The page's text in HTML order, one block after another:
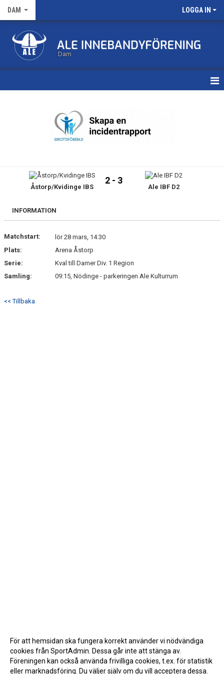
DAM LOGGA IN
Dam
NYHETSARKIVÅstorp/Kvidinge IBS
2 - 3
Ale IBF D2
INFORMATION
Matchstart:
lör 28 mars, 14:30
Plats:
Arena Åstorp
Serie:
Kval till Damer Div. 1 Region
Samling:
09:15, Nödinge - parkeringen Ale Kulturrum
<< Tillbaka
För att hemsidan ska fungera korrekt använder vi nödvändiga
cookies från SportAdmin. Dessa går inte att stänga av.
Föreningen kan också använda frivilliga cookies, t.ex. för statistik
eller marknadsföring. Du väljer själv om du vill acceptera dessa.